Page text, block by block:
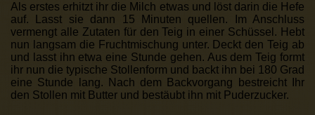
Als erstes erhitzt ihr die Milch etwas und löst darin die Hefe
auf. Lasst sie dann 15 Minuten quellen. Im Anschluss
vermengt alle Zutaten für den Teig in einer Schüssel. Hebt
nun langsam die Fruchtmischung unter. Deckt den Teig ab
und lasst ihn etwa eine Stunde gehen. Aus dem Teig formt
ihr nun die typische Stollenform und backt ihn bei 180 Grad
eine Stunde lang. Nach dem Backvorgang bestreicht Ihr
den Stollen mit Butter und bestäubt ihn mit Puderzucker.